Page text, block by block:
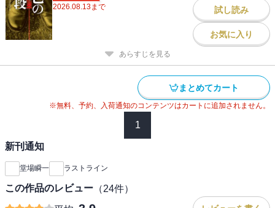
2026.08.13まで 試し読み
お気に入り
あらすじを見る
まとめてカート
※無料、予約、入荷通知のコンテンツはカートに追加されません。
1
新刊通知
堂場瞬一 ラストライン
この作品のレビュー （24件）